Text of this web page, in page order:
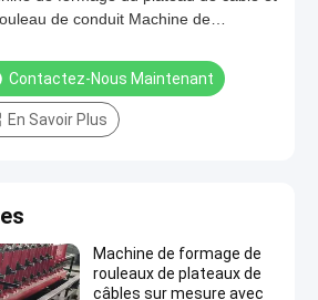
de conduit Machine de
de fabrication du plateau de câble
Contactez-Nous Maintenant
En Savoir Plus
Machine de formage de
rouleaux de plateaux de
câbles sur mesure avec